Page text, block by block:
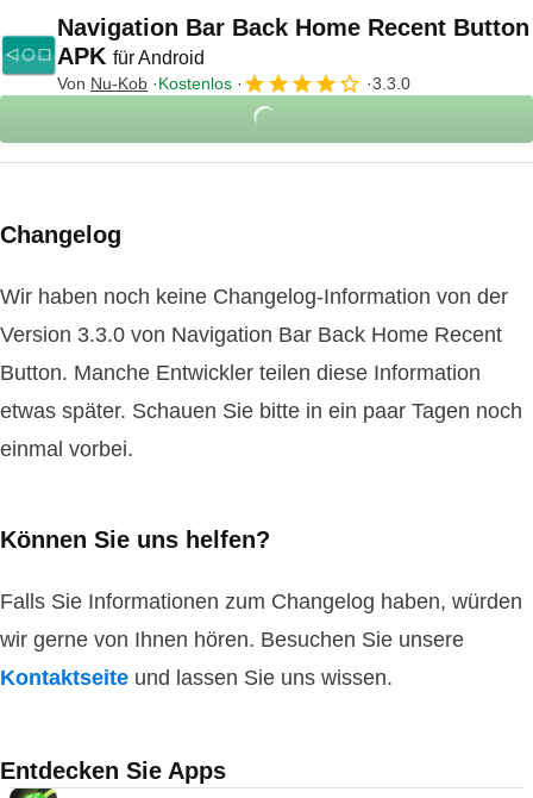
Navigation Bar Back Home Recent Button
APK für Android
Von Nu-Kob Kostenlos 3.3.0
Changelog
Wir haben noch keine Changelog-Information von der
Version 3.3.0 von Navigation Bar Back Home Recent
Button. Manche Entwickler teilen diese Information
etwas später. Schauen Sie bitte in ein paar Tagen noch
einmal vorbei.
Können Sie uns helfen?
Falls Sie Informationen zum Changelog haben, würden
wir gerne von Ihnen hören. Besuchen Sie unsere
Kontaktseite und lassen Sie uns wissen.
Entdecken Sie Apps